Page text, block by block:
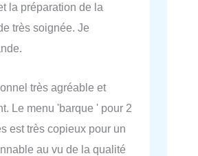
la préparation de la
très soignée. Je
très agréable et
Le menu 'barque ' pour 2
est très copieux pour un
au vu de la qualité